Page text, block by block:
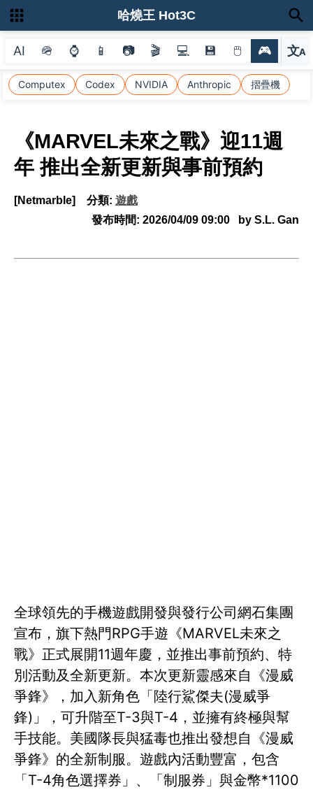
AI 🪖 ⌚ 📱 📷 🎬 💻 💾 🖱 🎮 文A
選
Computex Codex NVIDIA Anthropic 摺疊機
哈燒王 Hot3C
《MARVEL未來之戰》迎11週
年 推出全新更新與事前預約
[Netmarble] 分類: 遊戲
發布時間: 2026/04/09 09:00 by S.L. Gan
全球領先的手機遊戲開發與發行公司網石集團
宣布，旗下熱門RPG手遊《MARVEL未來之
戰》正式展開11週年慶，並推出事前預約、特
別活動及全新更新。本次更新靈感來自《漫威
爭鋒》，加入新角色「陸行鯊傑夫(漫威爭
鋒)」，可升階至T-3與T-4，並擁有終極與幫
手技能。美國隊長與猛毒也推出發想自《漫威
爭鋒》的全新制服。遊戲內活動豐富，包含
「T-4角色選擇券」、「制服券」與金幣*1100